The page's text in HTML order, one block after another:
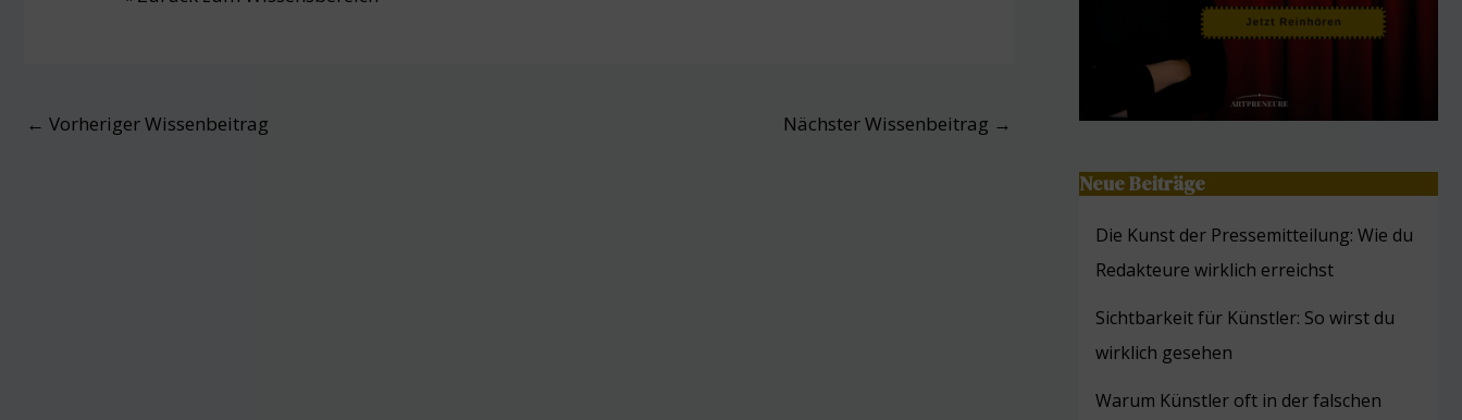
Post
← Vorheriger Wissenbeitrag Nächster Wissenbeitrag →
Neue Beiträge
Die Kunst der Pressemitteilung: Wie du
Redakteure wirklich erreichst
Sichtbarkeit für Künstler: So wirst du
wirklich gesehen
Warum Künstler oft in der falschen